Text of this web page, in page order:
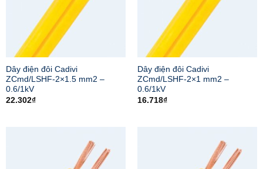
Dây điện đôi Cadivi
ZCmd/LSHF-2×1.5 mm2 –
0.6/1kV
22.302₫
Dây điện đôi Cadivi
ZCmd/LSHF-2×1 mm2 –
0.6/1kV
16.718₫